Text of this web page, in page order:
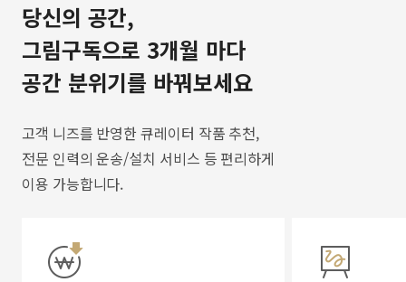
당신의 공간,
그림구독으로 3개월 마다
공간 분위기를 바꿔보세요
고객 니즈를 반영한 큐레이터 작품 추천,
전문 인력의 운송/설치 서비스 등 편리하게
이용 가능합니다.